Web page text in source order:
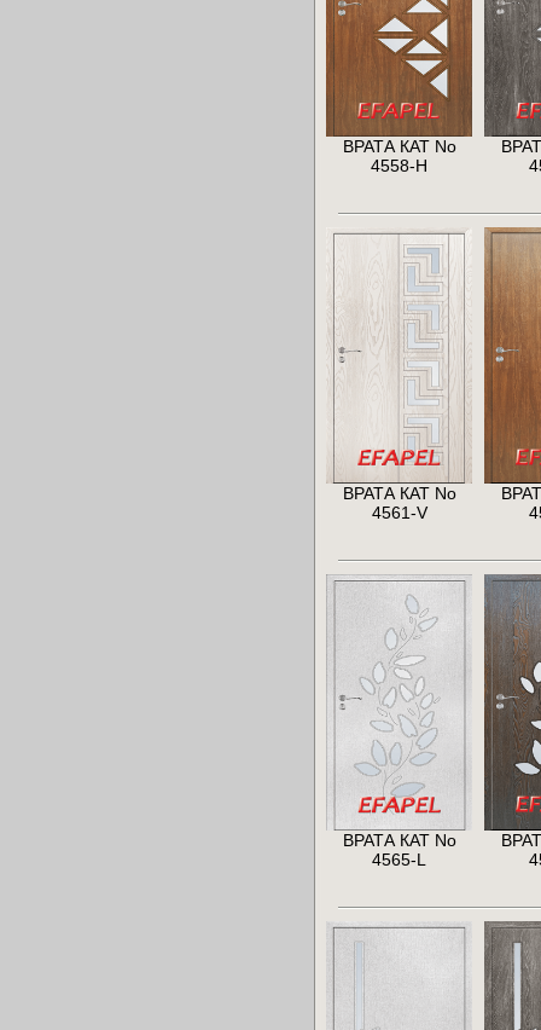
ВРАТА КАТ No
4558-H
ВРАТА КАТ No
4561-V
ВРАТА КАТ No
4565-L